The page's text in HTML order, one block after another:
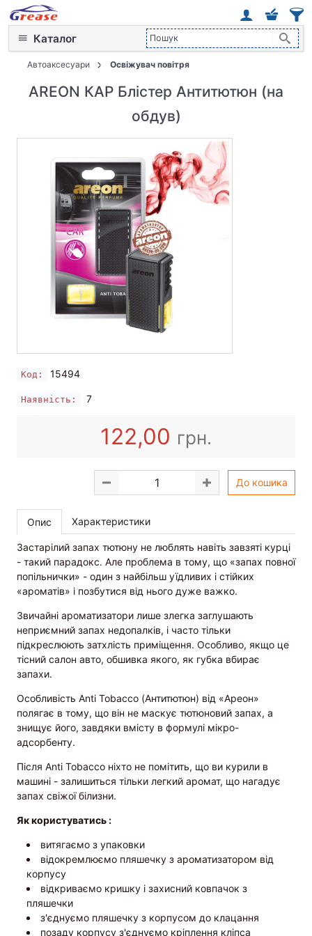
Каталог
Автоаксесуари Освіжувач повітря
AREON КАР Блістер Антитютюн (на
обдув)
Код: 15494
Наявність: 7
122,00 грн.
До кошика
Опис Характеристики
Застарілий запах тютюну не люблять навіть завзяті курці
- такий парадокс. Але проблема в тому, що «запах повної
попільнички» - один з найбільш уїдливих і стійких
«ароматів» і позбутися від нього дуже важко.
Звичайні ароматизатори лише злегка заглушають
неприємний запах недопалків, і часто тільки
підкреслюють затхлість приміщення. Особливо, якщо це
тісний салон авто, обшивка якого, як губка вбирає
запахи.
Особливість Anti Tobacco (Антитютюн) від «Ареон»
полягає в тому, що він не маскує тютюновий запах, а
знищує його, завдяки вмісту в формулі мікро-
адсорбенту.
Після Anti Tobacco ніхто не помітить, що ви курили в
машині - залишиться тільки легкий аромат, що нагадує
запах свіжої білизни.
Як користуватись :
витягаємо з упаковки
відокремлюємо пляшечку з ароматизатором від
корпусу
відкриваємо кришку і захисний ковпачок з
пляшечки
з'єднуємо пляшечку з корпусом до клацання
позаду корпусу з'єднуємо кріплення кліпса